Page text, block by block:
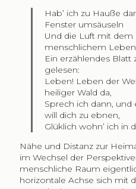
Hab’ ich zu Hauße
Fenster umsäuseln
Und die Luft mit dem
menschlichem Leben
Ein erzählendes
gelesen:
Leben! Leben der
heiliger Wald da,
Sprech ich dann,
will dich zu ebnen,
Glüklich wohn’ ich in
Nähe und Distanz zur
im Wechsel der
menschliche Raum
horizontale Achse sich mit